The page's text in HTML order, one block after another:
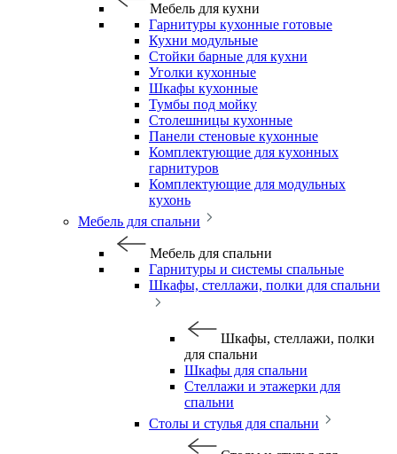
Мебель для кухни
Гарнитуры кухонные готовые
Кухни модульные
Стойки барные для кухни
Уголки кухонные
Шкафы кухонные
Тумбы под мойку
Столешницы кухонные
Панели стеновые кухонные
Комплектующие для кухонных
гарнитуров
Комплектующие для модульных
кухонь
Мебель для спальни
Мебель для спальни
Гарнитуры и системы спальные
Шкафы, стеллажи, полки для спальни
Шкафы, стеллажи, полки
для спальни
Шкафы для спальни
Стеллажи и этажерки для
спальни
Столы и стулья для спальни